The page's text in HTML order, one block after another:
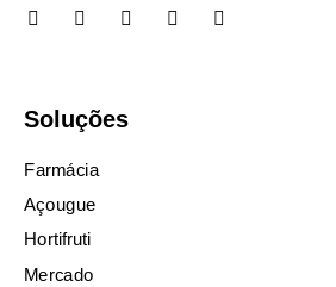
Soluções
Farmácia
Açougue
Hortifruti
Mercado